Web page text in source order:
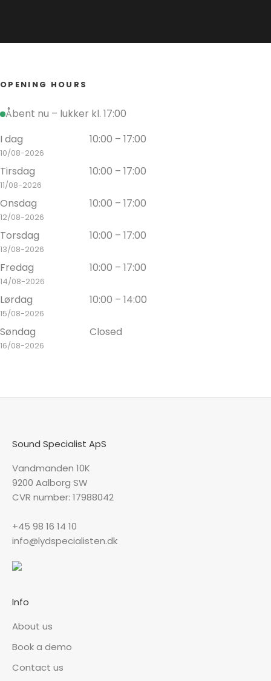
OPENING HOURS
Åbent nu – lukker kl. 17:00
I dag
10/08-2026
10:00 – 17:00
Tirsdag
11/08-2026
10:00 – 17:00
Onsdag
12/08-2026
10:00 – 17:00
Torsdag
13/08-2026
10:00 – 17:00
Fredag
14/08-2026
10:00 – 17:00
Lørdag
15/08-2026
10:00 – 14:00
Søndag
16/08-2026
Closed
Sound Specialist ApS
Vandmanden 10K
9200 Aalborg SW
CVR number: 17988042
+45 98 16 14 10
info@lydspecialisten.dk
Info
About us
Book a demo
Contact us